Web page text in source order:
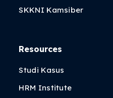
SKKNI Kamsiber
Resources
Studi Kasus
HRM Institute